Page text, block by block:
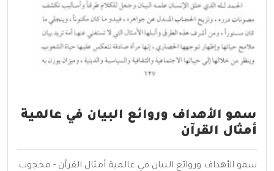
سمو الأهداف وروائع البيان في عالمية
أمثال القرآن
سمو الأهداف وروائع البيان في عالمية أمثال القرآن - محجوب